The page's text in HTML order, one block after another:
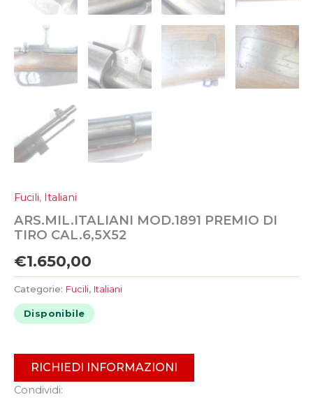
Fucili, Italiani
ARS.MIL.ITALIANI MOD.1891 PREMIO DI
TIRO CAL.6,5X52
€1.650,00
Categorie: Fucili, Italiani
Disponibile
RICHIEDI INFORMAZIONI
Condividi: